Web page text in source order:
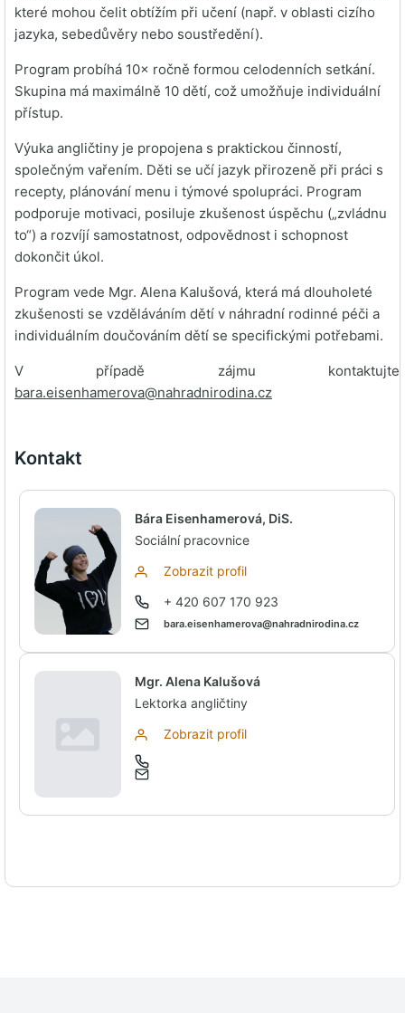
které mohou čelit obtížím při učení (např. v oblasti cizího
jazyka, sebedůvěry nebo soustředění).
Program probíhá 10× ročně formou celodenních setkání.
Skupina má maximálně 10 dětí, což umožňuje individuální
přístup.
Výuka angličtiny je propojena s praktickou činností,
společným vařením. Děti se učí jazyk přirozeně při práci s
recepty, plánování menu i týmové spolupráci. Program
podporuje motivaci, posiluje zkušenost úspěchu („zvládnu
to“) a rozvíjí samostatnost, odpovědnost i schopnost
dokončit úkol.
Program vede Mgr. Alena Kalušová, která má dlouholeté
zkušenosti se vzděláváním dětí v náhradní rodinné péči a
individuálním doučováním dětí se specifickými potřebami.
V případě zájmu kontaktujte
bara.eisenhamerova@nahradnirodina.cz
Kontakt
Bára Eisenhamerová, DiS.
Sociální pracovnice
Zobrazit profil
+ 420 607 170 923
bara.eisenhamerova@nahradnirodina.cz
Mgr. Alena Kalušová
Lektorka angličtiny
Zobrazit profil